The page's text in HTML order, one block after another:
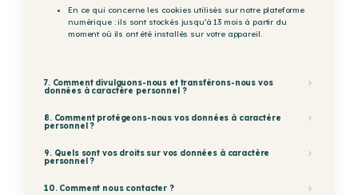
En ce qui concerne les cookies utilisés sur notre plateforme
numérique : ils sont stockés jusqu’à 13 mois à partir du
moment où ils ont été installés sur votre appareil.
7. Comment divulguons-nous et transférons-nous vos
données à caractère personnel ?
8. Comment protégeons-nous vos données à caractère
personnel ?
9. Quels sont vos droits sur vos données à caractère
personnel ?
10. Comment nous contacter ?